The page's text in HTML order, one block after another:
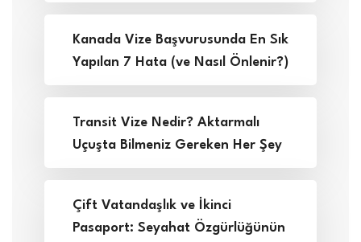
Kanada Vize Başvurusunda En Sık
Yapılan 7 Hata (ve Nasıl Önlenir?)
Transit Vize Nedir? Aktarmalı
Uçuşta Bilmeniz Gereken Her Şey
Çift Vatandaşlık ve İkinci
Pasaport: Seyahat Özgürlüğünün